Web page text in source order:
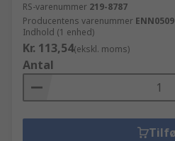
RS-varenummer 219-8787
Producentens varenummer
Indhold (1 enhed)
Kr. 113,54(ekskl. moms)
Antal